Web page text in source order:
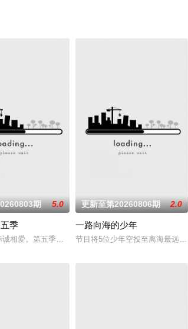
推门》，他们将沉
已经盼着开宴瞬间的美味暴击了！
，开启“地球团”的快乐旅程。节目路线将继续延着地
期 5.0
季
诚相爱。第五季将讲述十二位素人嘉宾的恋爱故事，
更新至第20260806期 2.0
一路向海的少年
节目将5位少年空投至离海最远